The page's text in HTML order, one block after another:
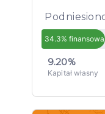
34.3%
9.20%
Kapitał własny